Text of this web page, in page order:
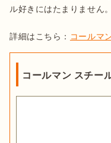
ル好きにはたまりません。
詳細はこちら： コールマ
コールマン スチー